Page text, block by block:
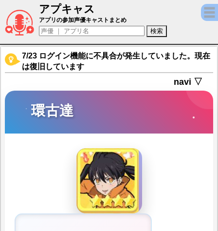
アプキャス
環古達（声優：悠木碧)【ビッグバッドモン
アプリの参加声優キャストまとめ
7/23 ログイン機能に不具合が発生していました。現在
は復旧しています
navi ▽
環古達